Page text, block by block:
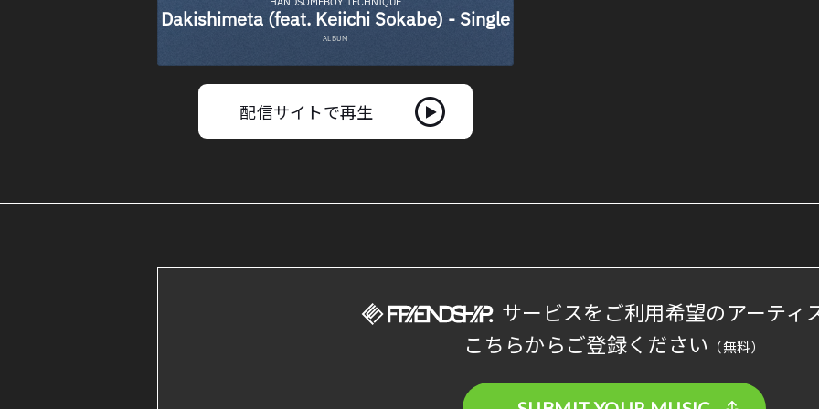
配信サイトで再生
サービスをご利用希望のアーティ
こちらからご登録ください （無料）